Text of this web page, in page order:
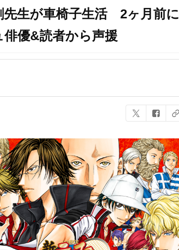
先生が車椅子生活 2ヶ月前に
優&読者から声援